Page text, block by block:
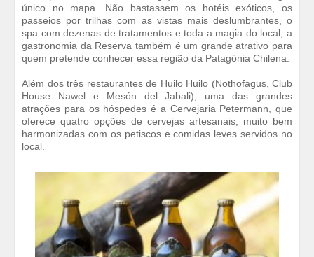
único no mapa. Não bastassem os hotéis exóticos, os
passeios por trilhas com as vistas mais deslumbrantes, o
spa com dezenas de tratamentos e toda a magia do local, a
gastronomia da Reserva também é um grande atrativo para
quem pretende conhecer essa região da Patagônia Chilena.
Além dos três restaurantes de Huilo Huilo (Nothofagus, Club
House Nawel e Mesón del Jabali), uma das grandes
atrações para os hóspedes é a Cervejaria Petermann, que
oferece quatro opções de cervejas artesanais, muito bem
harmonizadas com os petiscos e comidas leves servidos no
local.